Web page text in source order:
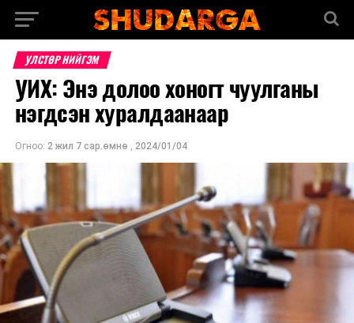
УЛСТӨР НИЙГЭМ
УИХ: Энэ долоо хоногт чуулганы
нэгдсэн хуралдаанаар
Огноо: 2 жил 7 сар.өмнө , 2024/01/04